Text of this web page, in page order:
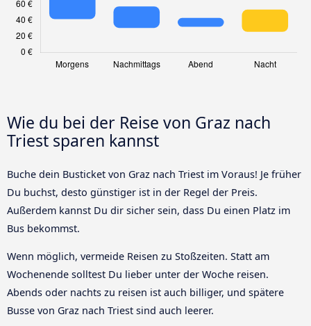
Wie du bei der Reise von Graz nach
Triest sparen kannst
Buche dein Busticket von Graz nach Triest im Voraus! Je früher
Du buchst, desto günstiger ist in der Regel der Preis.
Außerdem kannst Du dir sicher sein, dass Du einen Platz im
Bus bekommst.
Wenn möglich, vermeide Reisen zu Stoßzeiten. Statt am
Wochenende solltest Du lieber unter der Woche reisen.
Abends oder nachts zu reisen ist auch billiger, und spätere
Busse von Graz nach Triest sind auch leerer.